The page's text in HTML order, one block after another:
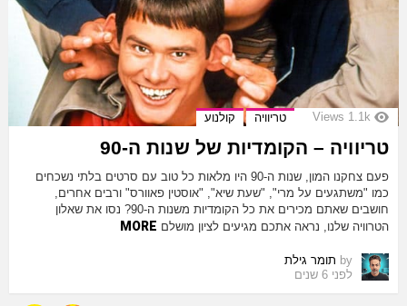
1.1k
Views טריוויה קולנוע
טריוויה – הקומדיות של שנות ה-90
פעם צחקנו המון, שנות ה-90 היו מלאות כל טוב עם סרטים בלתי נשכחים
כמו "משתגעים על מרי", "שעת שיא", "אוסטין פאוורס" ורבים אחרים,
חושבים שאתם מכירים את כל הקומדיות משנות ה-90? נסו את שאלון
הטרוויה שלנו, נראה אתכם מגיעים לציון מושלם MORE
by תומר גילת
לפני 6 שנים